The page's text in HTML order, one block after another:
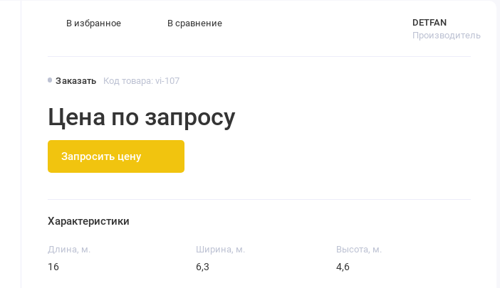
Заказать Код товара: vi-107
DETFAN
Производитель
Цена по запросу
Запросить цену
В избранное В сравнение
Характеристики
Длина, м.
16
Ширина, м.
6,3
Высота, м.
4,6